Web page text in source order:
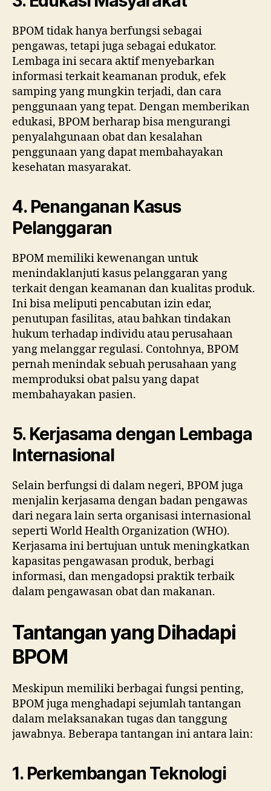
BPOM tidak hanya berfungsi sebagai
pengawas, tetapi juga sebagai edukator.
Lembaga ini secara aktif menyebarkan
informasi terkait keamanan produk, efek
samping yang mungkin terjadi, dan cara
penggunaan yang tepat. Dengan memberikan
edukasi, BPOM berharap bisa mengurangi
penyalahgunaan obat dan kesalahan
penggunaan yang dapat membahayakan
kesehatan masyarakat.
4. Penanganan Kasus
Pelanggaran
BPOM memiliki kewenangan untuk
menindaklanjuti kasus pelanggaran yang
terkait dengan keamanan dan kualitas produk.
Ini bisa meliputi pencabutan izin edar,
penutupan fasilitas, atau bahkan tindakan
hukum terhadap individu atau perusahaan
yang melanggar regulasi. Contohnya, BPOM
pernah menindak sebuah perusahaan yang
memproduksi obat palsu yang dapat
membahayakan pasien.
5. Kerjasama dengan Lembaga
Internasional
Selain berfungsi di dalam negeri, BPOM juga
menjalin kerjasama dengan badan pengawas
dari negara lain serta organisasi internasional
seperti World Health Organization (WHO).
Kerjasama ini bertujuan untuk meningkatkan
kapasitas pengawasan produk, berbagi
informasi, dan mengadopsi praktik terbaik
dalam pengawasan obat dan makanan.
Tantangan yang Dihadapi
BPOM
Meskipun memiliki berbagai fungsi penting,
BPOM juga menghadapi sejumlah tantangan
dalam melaksanakan tugas dan tanggung
jawabnya. Beberapa tantangan ini antara lain:
1. Perkembangan Teknologi